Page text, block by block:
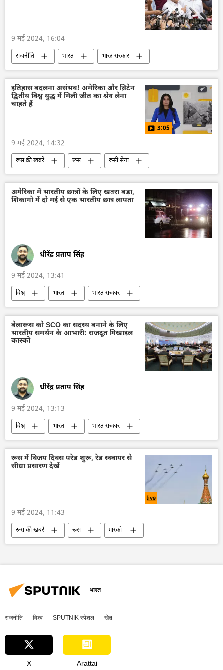
9 मई 2024, 16:04
राजनीति भारत
भारत सरकार
इंडोनेशिया
भारत का दूतावास
राजदूतावास
रक्षा मंत्रालय (MoD)
सैन्य तकनीकी सहयोग
द्विपक्षीय रिश्ते
ब्रह्मोस
इतिहास बदलना असंभव! अमेरिका और ब्रिटेन
द्वितीय विश्व युद्ध में मिली जीत का श्रेय लेना
चाहते हैं
3:05
9 मई 2024, 14:32
रूस की खबरें रूस
रूसी सेना
मास्को
रूस में विजय दिवस
सोवियत संघ
द्वितीय विश्व युद्ध
अमेरिका शीत युद्ध
अमेरिका में भारतीय छात्रों के लिए खतरा बड़ा,
शिकागो में दो मई से एक भारतीय छात्र लापता
धीरेंद्र प्रताप सिंह
9 मई 2024, 13:41
विश्व भारत
भारत सरकार
भारत का दूतावास
राजदूतावास
अमेरिका
मौत
प्रवासी भारतीय
बेलारूस को SCO का सदस्य बनाने के लिए
भारतीय समर्थन के आभारी: राजदूत मिखाइल
कास्को
धीरेंद्र प्रताप सिंह
9 मई 2024, 13:13
विश्व भारत
भारत सरकार
शंघाई सहयोग संगठन (SCO)
बेलारूस
राजदूतावास
द्विपक्षीय रिश्ते
रूस में विजय दिवस परेड शुरू, रेड स्क्वायर से
सीधा प्रसारण देखें
9 मई 2024, 11:43
रूस की खबरें रूस
मास्को
रूस में विजय दिवस
व्लादिमीर पुतिन
भारत
राजनीति विश्व SPUTNIK स्पेशल खेल
X Arattai